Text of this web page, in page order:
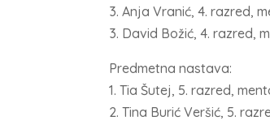
3. Anja Vranić, 4. razred,
3. David Božić, 4. razred,
Predmetna nastava:
1. Tia Šutej, 5. razred,
2. Tina Burić Veršić, 5.